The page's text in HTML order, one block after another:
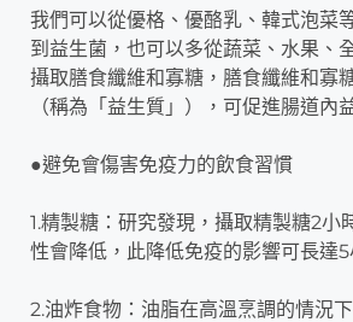
我們可以從優格、優酪乳、韓式泡菜
到益生菌，也可以多從蔬菜、水果、
攝取膳食纖維和寡糖，膳食纖維和寡
（稱為「益生質」），可促進腸道內
●避免會傷害免疫力的飲食習慣
1.精製糖：研究發現，攝取精製糖2小
性會降低，此降低免疫的影響可長達5
2.油炸食物：油脂在高溫烹調的情況